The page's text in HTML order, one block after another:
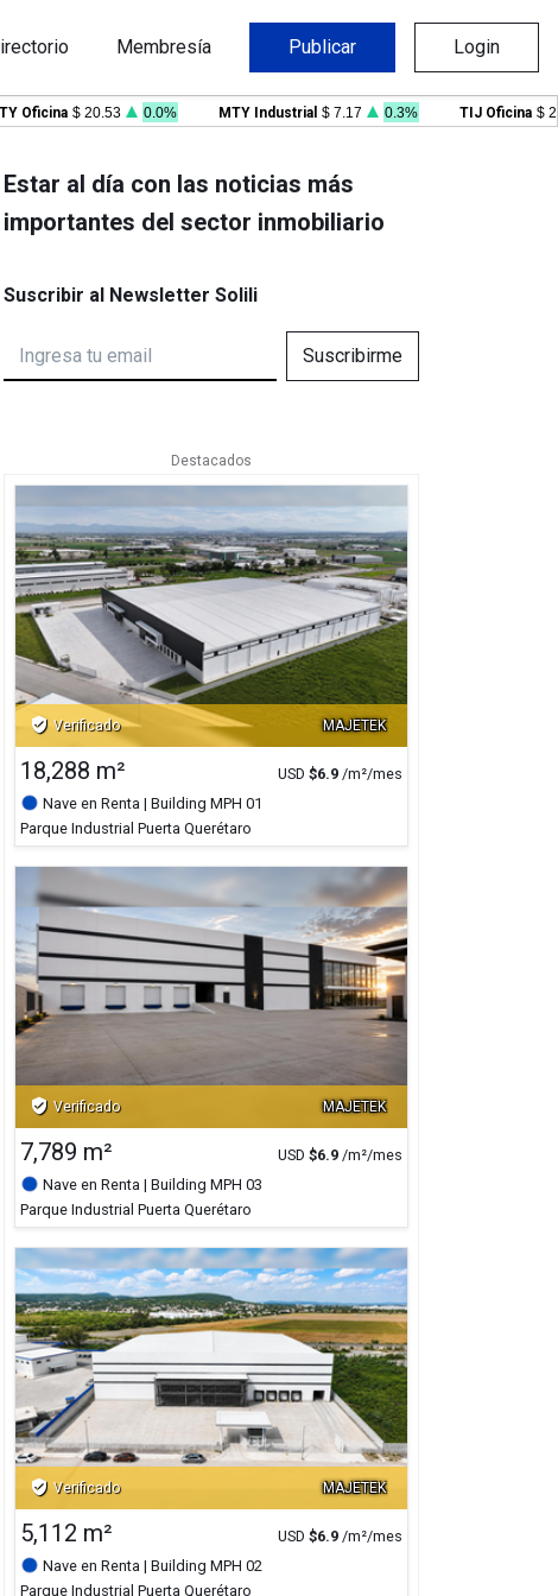
Membresía Publicar Login
$ 20.53 0.0% MTY Industrial $ 7.17 0.3% TIJ Oficina $ 21.09
Estar al día con las noticias más
importantes del sector inmobiliario
Suscribir al Newsletter Solili
Suscribirme
Destacados
MAJETEK
verified_user Verificado
18,288 m² USD $6.9 /m²/mes
Nave en Renta | Building MPH 01
Parque Industrial Puerta Querétaro
MAJETEK
verified_user Verificado
7,789 m² USD $6.9 /m²/mes
Nave en Renta | Building MPH 03
Parque Industrial Puerta Querétaro
MAJETEK
verified_user Verificado
5,112 m² USD $6.9 /m²/mes
Nave en Renta | Building MPH 02
Parque Industrial Puerta Querétaro